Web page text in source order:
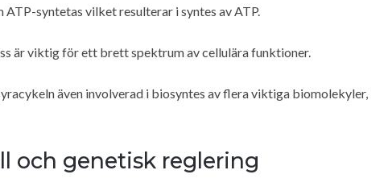
syntetas vilket resulterar i syntes av ATP.
är viktig för ett brett spektrum av cellulära funktioner.
även involverad i biosyntes av flera viktiga biomolekyler,
och genetisk reglering